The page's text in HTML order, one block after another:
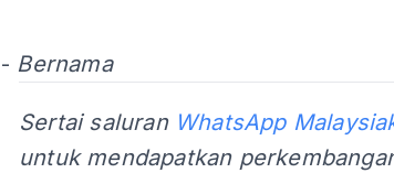
- Bernama
Sertai saluran WhatsApp
untuk mendapatkan